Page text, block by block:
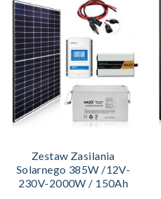
Zestaw Zasilania
Solarnego 385W /12V-
230V-2000W / 150Ah